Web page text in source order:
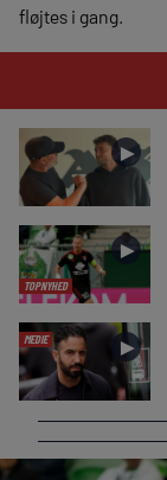
fløjtes i gang.
►
TOPNYHED
►
MEDIE ►